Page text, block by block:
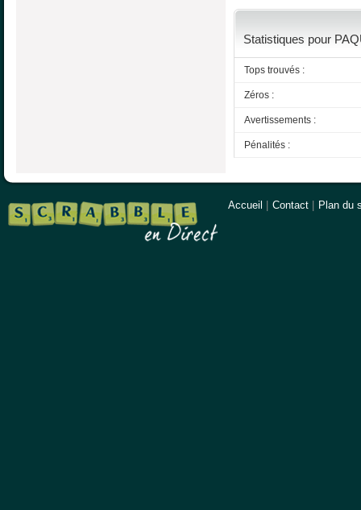
Statistiques pour
Tops trouvés :
Zéros :
Avertissements :
Pénalités :
Accueil Contact Plan du